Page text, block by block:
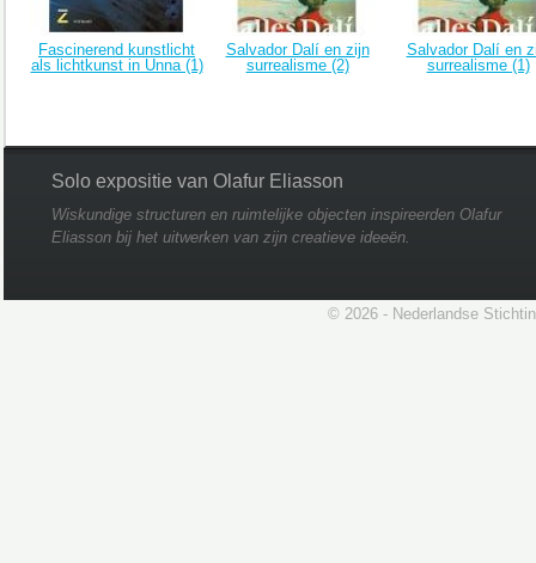
Fascinerend kunstlicht
als lichtkunst in Unna (1)
Salvador Dalí en zijn
surrealisme (2)
Salvador Dalí en
surrealisme (1)
Solo expositie van Olafur Eliasson
Wiskundige structuren en ruimtelijke objecten inspireerden Olafur
Eliasson bij het uitwerken van zijn creatieve ideeën.
© 2026 - Nederlandse